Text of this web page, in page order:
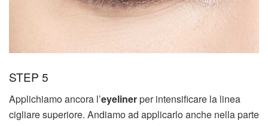
STEP 5
Applichiamo ancora l’eyelinerper intensificare la linea
cigliare superiore. Andiamo ad applicarlo anche nella parte